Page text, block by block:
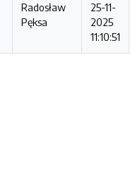
Radosław
Pęksa
25-11-
2025
11:10:51